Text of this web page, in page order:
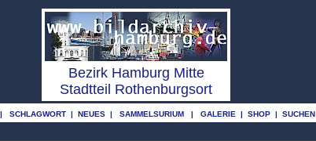
Bezirk Hamburg Mitte
Stadtteil Rothenburgsort
| SCHLAGWORT | NEUES | SAMMELSURIUM | GALERIE | SHOP |